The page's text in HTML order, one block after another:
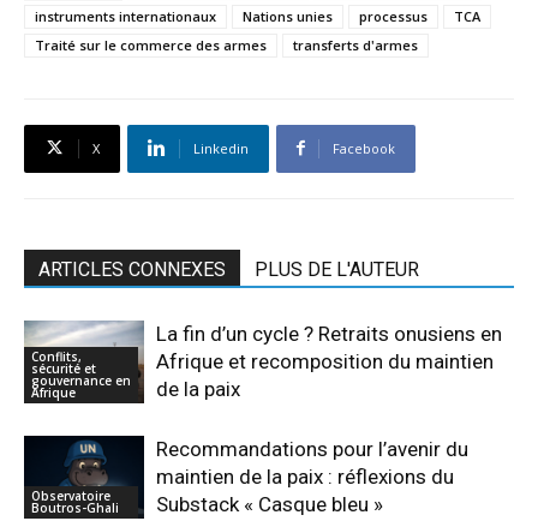
instruments internationaux
Nations unies processus
TCA
Traité sur le commerce des armes
transferts d'armes
X Linkedin Facebook
ARTICLES CONNEXES PLUS DE L'AUTEUR
Conflits,
sécurité et
gouvernance en
Afrique
La fin d’un cycle ? Retraits onusiens en
Afrique et recomposition du maintien
de la paix
Observatoire
Boutros-Ghali
Recommandations pour l’avenir du
maintien de la paix : réflexions du
Substack « Casque bleu »